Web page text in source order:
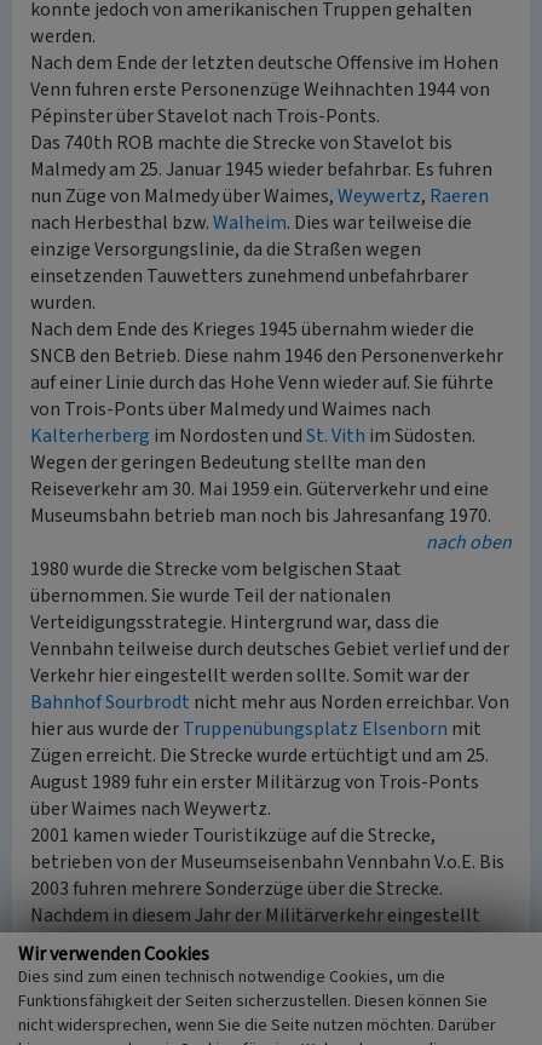
konnte jedoch von amerikanischen Truppen gehalten
werden.
Nach dem Ende der letzten deutsche Offensive im Hohen
Venn fuhren erste Personenzüge Weihnachten 1944 von
Pépinster über Stavelot nach Trois-Ponts.
Das 740th ROB machte die Strecke von Stavelot bis
Malmedy am 25. Januar 1945 wieder befahrbar. Es fuhren
nun Züge von Malmedy über Waimes,Weywertz, Raeren
nach Herbesthal bzw.Walheim. Dies war teilweise die
einzige Versorgungslinie, da die Straßen wegen
einsetzenden Tauwetters zunehmend unbefahrbarer
wurden.
Nach dem Ende des Krieges 1945 übernahm wieder die
SNCB den Betrieb. Diese nahm 1946 den Personenverkehr
auf einer Linie durch das Hohe Venn wieder auf. Sie führte
von Trois-Ponts über Malmedy und Waimes nach
Kalterherberg im Nordosten undSt. Vith im Südosten.
Wegen der geringen Bedeutung stellte man den
Reiseverkehr am 30. Mai 1959 ein. Güterverkehr und eine
Museumsbahn betrieb man noch bis Jahresanfang 1970.
nach oben
1980 wurde die Strecke vom belgischen Staat
übernommen. Sie wurde Teil der nationalen
Verteidigungsstrategie. Hintergrund war, dass die
Vennbahn teilweise durch deutsches Gebiet verlief und der
Verkehr hier eingestellt werden sollte. Somit war der
Bahnhof Sourbrodt nicht mehr aus Norden erreichbar. Von
hier aus wurde derTruppenübungsplatz Elsenborn mit
Zügen erreicht. Die Strecke wurde ertüchtigt und am 25.
August 1989 fuhr ein erster Militärzug von Trois-Ponts
über Waimes nach Weywertz.
2001 kamen wieder Touristikzüge auf die Strecke,
betrieben von der Museumseisenbahn Vennbahn V.o.E. Bis
2003 fuhren mehrere Sonderzüge über die Strecke.
Nachdem in diesem Jahr der Militärverkehr eingestellt
worden war, fuhr nochmals 2004 ein letzter Museumszug
über die gesamte Strecke.
Zwischen 2005 und dem 4. Oktober 2006 gab es einen
letzten privaten Güterverkehr zwischen Trois-Ponts und
Wir verwenden Cookies
Dies sind zum einen technisch notwendige Cookies, um die
Funktionsfähigkeit der Seiten sicherzustellen. Diesen können Sie
nicht widersprechen, wenn Sie die Seite nutzen möchten. Darüber